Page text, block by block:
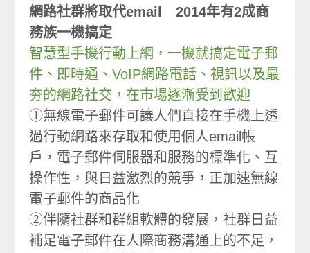
網路社群將取代email 2014年有2成商
務族一機搞定
智慧型手機行動上網，一機就搞定電子郵
件、即時通、VoIP網路電話、視訊以及最
夯的網路社交，在市場逐漸受到歡迎
①無線電子郵件可讓人們直接在手機上透
過行動網路來存取和使用個人email帳
戶，電子郵件伺服器和服務的標準化、互
操作性，與日益激烈的競爭，正加速無線
電子郵件的商品化
②伴隨社群和群組軟體的發展，社群日益
補足電子郵件在人際商務溝通上的不足，